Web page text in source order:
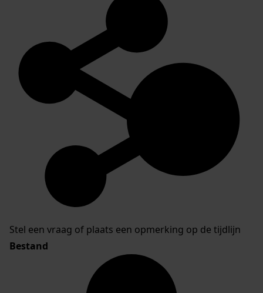
Stel een vraag of plaats een opmerking op de tijdlijn
Bestand